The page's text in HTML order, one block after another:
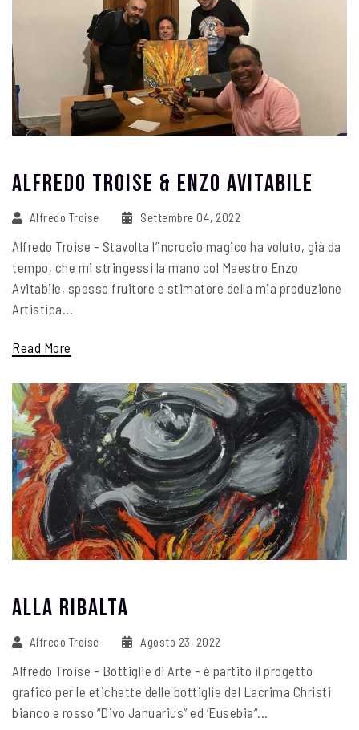
Alfredo Troise & Enzo Avitabile
Alfredo Troise Settembre 04, 2022
Alfredo Troise - Stavolta l’incrocio magico ha voluto, già da
tempo, che mi stringessi la mano col Maestro Enzo
Avitabile, spesso fruitore e stimatore della mia produzione
Artistica...
Read More
Alla Ribalta
Alfredo Troise Agosto 23, 2022
Alfredo Troise - Bottiglie di Arte - è partito il progetto
grafico per le etichette delle bottiglie del Lacrima Christi
bianco e rosso “Divo Januarius” ed ‘Eusebia“...